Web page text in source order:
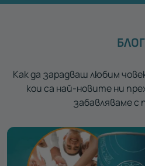
БЛОГ
Как да зарадваш любим
кои са най-новите ни
забавляваме с